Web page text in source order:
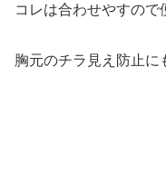
コレは合わせやすので
胸元のチラ見え防止